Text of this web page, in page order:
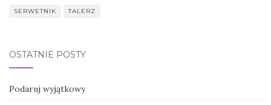
SERWETNIK TALERZ
OSTATNIE POSTY
Podaruj wyjątkowy